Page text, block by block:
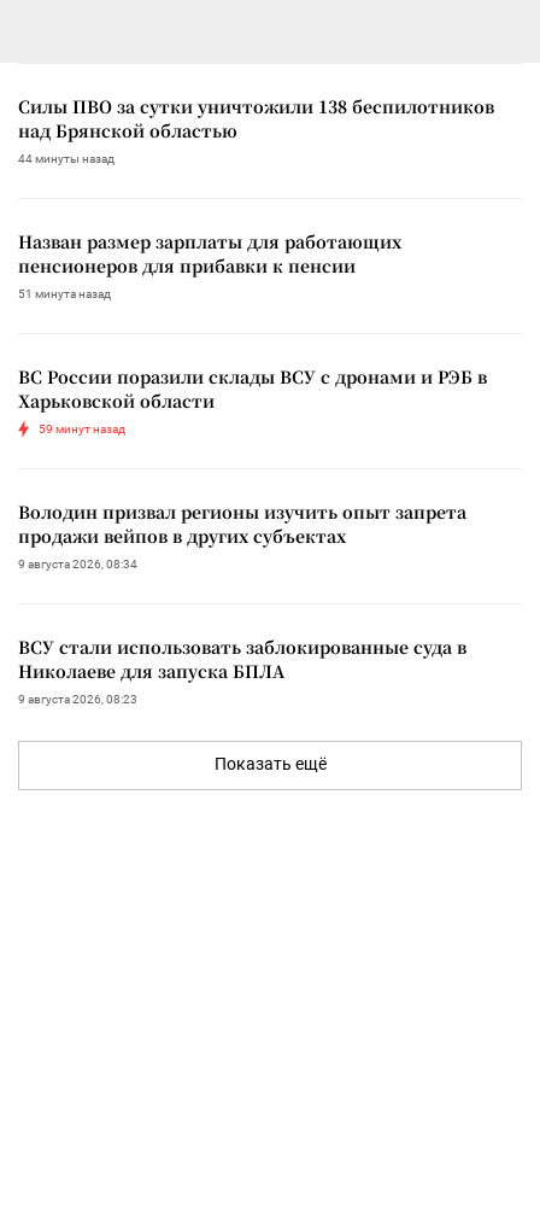
Силы ПВО за сутки уничтожили 138 беспилотников
над Брянской областью
44 минуты назад
Назван размер зарплаты для работающих
пенсионеров для прибавки к пенсии
51 минута назад
ВС России поразили склады ВСУ с дронами и РЭБ в
Харьковской области
59 минут назад
Володин призвал регионы изучить опыт запрета
продажи вейпов в других субъектах
9 августа 2026, 08:34
ВСУ стали использовать заблокированные суда в
Николаеве для запуска БПЛА
9 августа 2026, 08:23
Показать ещё